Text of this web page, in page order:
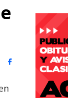
Facebook